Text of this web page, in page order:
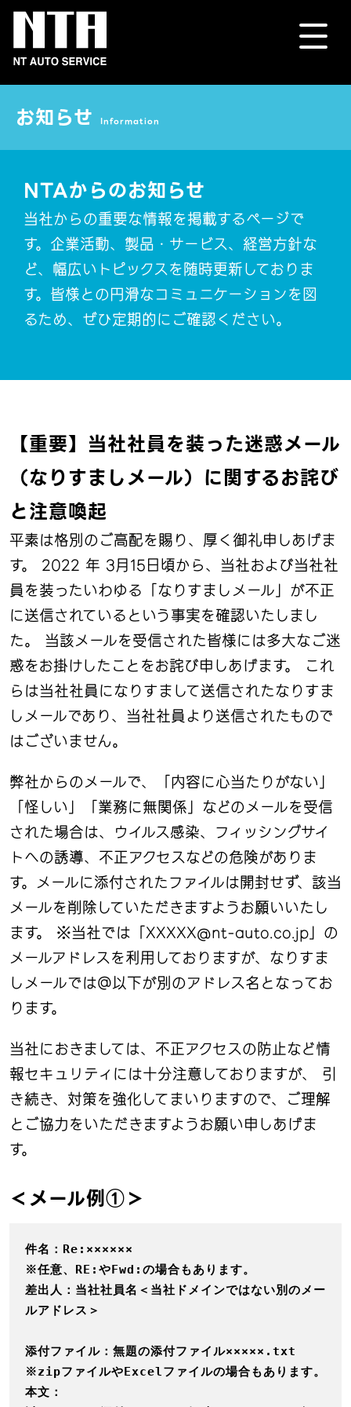
お知らせ Information
NTAからのお知らせ
当社からの重要な情報を掲載するページで
す。企業活動、製品・サービス、経営方針な
ど、幅広いトピックスを随時更新しておりま
す。皆様との円滑なコミュニケーションを図
るため、ぜひ定期的にご確認ください。
【重要】当社社員を装った迷惑メール
（なりすましメール）に関するお詫び
と注意喚起
平素は格別のご高配を賜り、厚く御礼申しあげま
す。 2022 年 3月15日頃から、当社および当社社
員を装ったいわゆる「なりすましメール」が不正
に送信されているという事実を確認いたしまし
た。 当該メールを受信された皆様には多大なご迷
惑をお掛けしたことをお詫び申しあげます。 これ
らは当社社員になりすまして送信されたなりすま
しメールであり、当社社員より送信されたもので
はございません。
弊社からのメールで、「内容に心当たりがない」
「怪しい」「業務に無関係」などのメールを受信
された場合は、ウイルス感染、フィッシングサイ
トへの誘導、不正アクセスなどの危険がありま
す。メールに添付されたファイルは開封せず、該当
メールを削除していただきますようお願いいたし
ます。 ※当社では「XXXXX@nt-auto.co.jp」の
メールアドレスを利用しておりますが、なりすま
しメールでは＠以下が別のアドレス名となってお
ります。
当社におきましては、不正アクセスの防止など情
報セキュリティには十分注意しておりますが、 引
き続き、対策を強化してまいりますので、ご理解
とご協力をいただきますようお願い申しあげま
す。
＜メール例①＞
件名：Re:××××××
※任意、RE:やFwd:の場合もあります。
差出人：当社社員名＜当社ドメインではない別のメー
ルアドレス＞
添付ファイル：無題の添付ファイル×××××.txt
※zipファイルやExcelファイルの場合もあります。
本文：